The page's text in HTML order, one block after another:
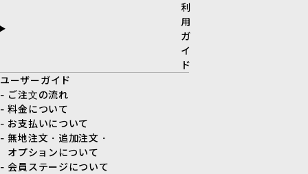
利
用
ガ
イ
ド
ユーザーガイド
- ご注文の流れ
- 料金について
- お支払いについて
- 無地注文・追加注文・
オプションについて
- 会員ステージについて